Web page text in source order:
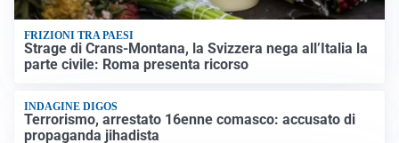
FRIZIONI TRA PAESI
Strage di Crans-Montana, la Svizzera nega all’Italia la
parte civile: Roma presenta ricorso
INDAGINE DIGOS
Terrorismo, arrestato 16enne comasco: accusato di
propaganda jihadista